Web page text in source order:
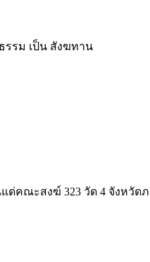
รรม เป็น สังฆทาน
คณะสงฆ์ 323 วัด 4 จังหวัดภ